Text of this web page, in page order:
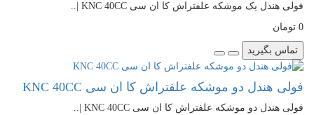
فولی هندل یک موشکه علفتراش کا ان سی KNC 40CC |..
0 تومان
تماس بگیرید
فولی هندل دو موشکه علفتراش کا ان سی KNC 40CC
فولی هندل دو موشکه علفتراش کا ان سی KNC 40CC |..